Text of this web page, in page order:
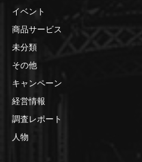
イベント
商品サービス
未分類
その他
キャンペーン
経営情報
調査レポート
人物